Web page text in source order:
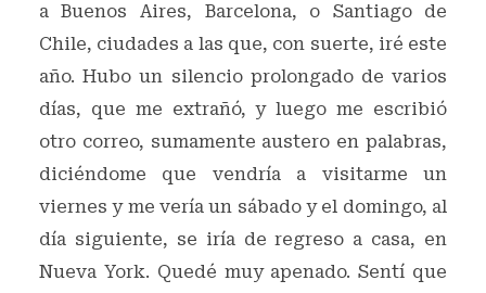
a Buenos Aires, Barcelona, o Santiago de
Chile, ciudades a las que, con suerte, iré este
año. Hubo un silencio prolongado de varios
días, que me extrañó, y luego me escribió
otro correo, sumamente austero en palabras,
diciéndome que vendría a visitarme un
viernes y me vería un sábado y el domingo, al
día siguiente, se iría de regreso a casa, en
Nueva York. Quedé muy apenado. Sentí que